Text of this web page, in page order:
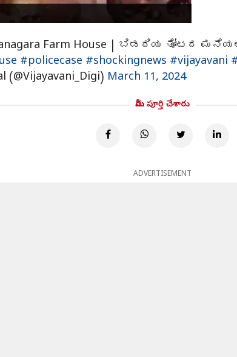
Farm House | ಬಿಡದಿಯ
#policecase #shockingnews #vijayavani
March 11, 2024
మీరు పూర్తి చేశారు
ADVERTISEMENT